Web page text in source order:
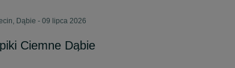
Dąbie - 09 lipca 2026
Ciemne Dąbie